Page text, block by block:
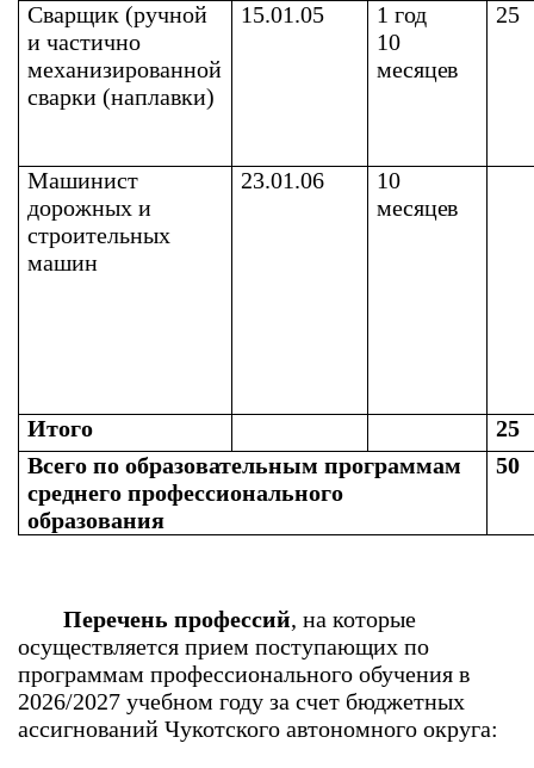
Сварщик (ручной
и частично
механизированной
сварки (наплавки)
15.01.05 1 год
10
месяцев
25
Машинист
дорожных и
строительных
машин
23.01.06
10
месяцев
Итого
25
Всего по образовательным программам
среднего профессионального
образования
50
Перечень профессий, на которые
осуществляется прием поступающих по
программам профессионального обучения в
2026/2027 учебном году за счет бюджетных
ассигнований Чукотского автономного округа: